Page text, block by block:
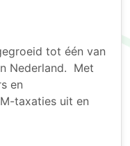
tot één van
Nederland. Met
en
taxaties uit en